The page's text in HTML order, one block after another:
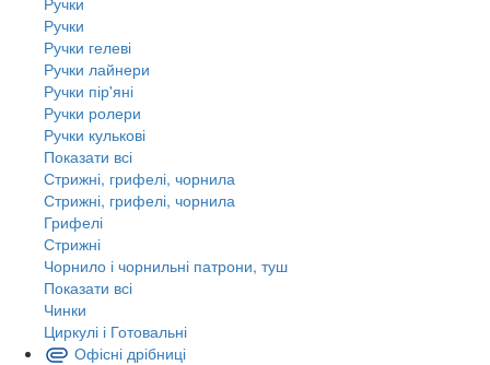
Ручки
Ручки гелеві
Ручки лайнери
Ручки пір'яні
Ручки ролери
Ручки кулькові
Показати всі
Стрижні, грифелі, чорнила
Стрижні, грифелі, чорнила
Грифелі
Стрижні
Чорнило і чорнильні патрони, туш
Показати всі
Чинки
Циркулі і Готовальні
Офісні дрібниці